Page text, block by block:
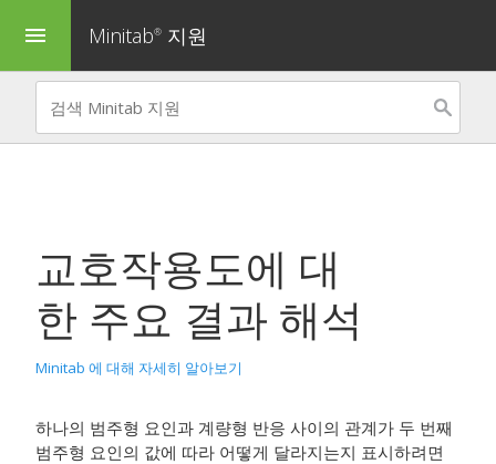
menu Minitab® 지원
교호작용도에 대
한 주요 결과 해석
Minitab 에 대해 자세히 알아보기
하나의 범주형 요인과 계량형 반응 사이의 관계가 두 번째
범주형 요인의 값에 따라 어떻게 달라지는지 표시하려면